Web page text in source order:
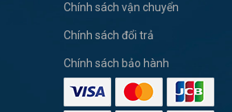
Chính sách vận chuyển
Chính sách đổi trả
Chính sách bảo hành